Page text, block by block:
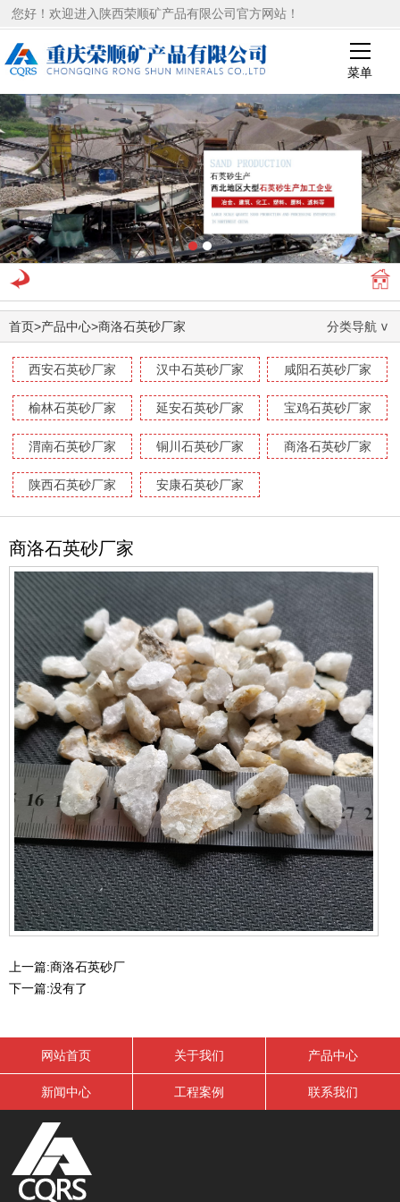
您好！欢迎进入陕西荣顺矿产品有限公司官方网站！
菜单
1 2
首页>产品中心>商洛石英砂厂家 分类导航
西安石英砂厂家 汉中石英砂厂家 咸阳石英砂厂家
榆林石英砂厂家 延安石英砂厂家 宝鸡石英砂厂家
渭南石英砂厂家 铜川石英砂厂家 商洛石英砂厂家
陕西石英砂厂家 安康石英砂厂家
商洛石英砂厂家
上一篇:商洛石英砂厂
下一篇:没有了
网站首页 关于我们 产品中心
新闻中心 工程案例 联系我们